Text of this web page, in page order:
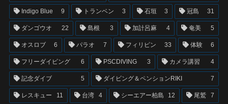
Indigo Blue 9 トランベン 3 石垣 3 冠島 31
ダンゴウオ 22 島根 3 加計呂麻 4 奄美 5
オスロブ 6 パラオ 7 フィリピン 33 体験 6
フリーダイビング 6 PSCDIVING 3 カメラ講習 4
記念ダイブ 5 ダイビング＆ペンションRIKI 7
レスキュー 11 台湾 4 シーエアー柏島 12 尾鷲 7